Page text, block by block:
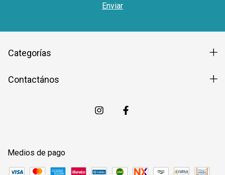
Categorías
Contactános
Medios de pago